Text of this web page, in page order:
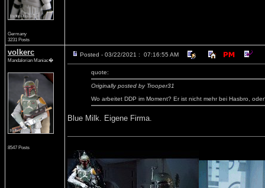
Germany
3231 Posts
volkerc
Mandalorian Maniac�
8547 Posts
Posted - 03/22/2021 : 07:16:55 AM
quote:
Originally posted by Trooper31
Wo arbeitet DDP im Moment? Er ist nicht mehr bei Hasbro,
Blue Milk. Eigene Firma.